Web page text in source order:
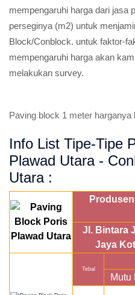
mempengaruhi harga dari jasa
perseginya (m2) untuk
Block/Conblock. untuk faktor-
mempengaruhi harga akan
melakukan survey.
Paving block 1 meter harganya
Info List Tipe-Tipe
Plawad Utara -
Utara :
Jl. Bintara
Jaya
Tebal
Mutu